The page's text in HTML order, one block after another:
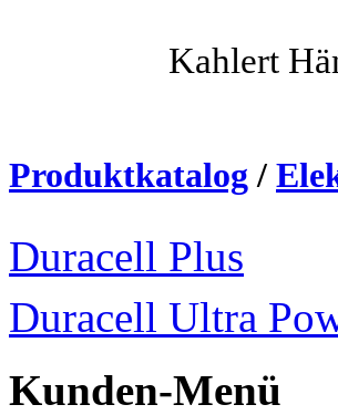
Kahlert
Produktkatalog /
Duracell Plus
Duracell Ultra
Kunden-Menü